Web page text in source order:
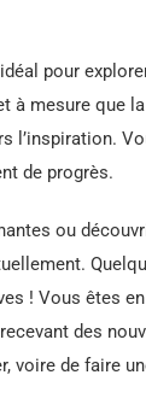
pour
à mesure que
l’inspiration.
de progrès.
ou
! Vous êtes
des
voire de faire